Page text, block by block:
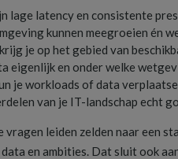
lage latency en consistente
kunnen meegroeien én
je op het gebied van
eigenlijk en onder welke
je workloads of data
van je IT-landschap echt
vragen leiden zelden naar een
en ambities. Dat sluit ook